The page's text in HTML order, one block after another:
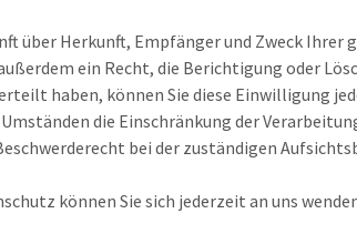
über Herkunft, Empfänger und Zweck Ihrer
ein Recht, die Berichtigung oder
haben, können Sie diese Einwilligung
die Einschränkung der
bei der zuständigen
können Sie sich jederzeit an uns